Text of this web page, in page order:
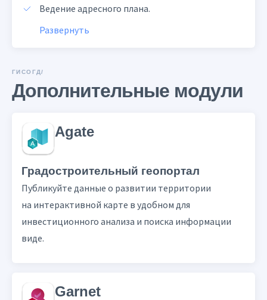
Ведение адресного плана.
Развернуть
ГИСОГД/
Дополнительные модули
Agate
Градостроительный геопортал
Публикуйте данные о развитии территории
на интерактивной карте в удобном для
инвестиционного анализа и поиска информации
виде.
Garnet